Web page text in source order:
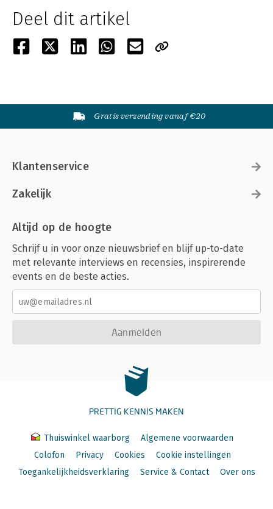
Deel dit artikel
Gratis verzending vanaf €20
Klantenservice
Zakelijk
Altijd op de hoogte
Schrijf u in voor onze nieuwsbrief en blijf up-to-date
met relevante interviews en recensies, inspirerende
events en de beste acties.
Aanmelden
PRETTIG KENNIS MAKEN
Thuiswinkel waarborg
Algemene voorwaarden
Colofon
Privacy Cookies
Cookie instellingen
Toegankelijkheidsverklaring
Service & Contact Over ons